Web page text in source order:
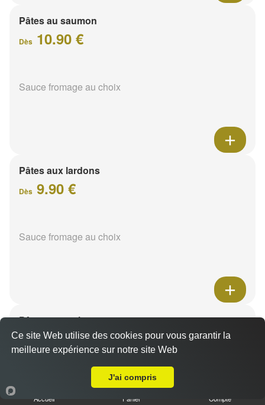
Pâtes au saumon
Dès 10.90 €
Sauce fromage au choix
Pâtes aux lardons
Dès 9.90 €
Sauce fromage au choix
Pâtes au poulet
Dès9.90 €
Sauce fromage au choix
Accueil Panier Compte
Ce site Web utilise des cookies pour vous garantir la
meilleure expérience sur notre site Web
J'ai compris